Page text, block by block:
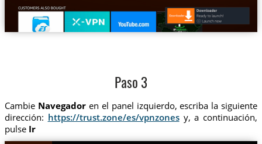
Paso 3
Cambie Navegadoren el panel izquierdo, escriba la siguiente
dirección: https://trust.zone/es/vpnzonesy, a continuación,
pulse Ir